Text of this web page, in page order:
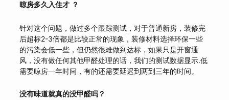
晾房多久入住才 ？
针对这个问题，做过多个跟踪测试，对于普通新房，装修完
后超标2-3倍都是比较正常的现象，装修材料选择环保一些
的污染会低一些，但仍然很难做到达标，如果只是开窗通
风，没有做任何其他甲醛处理的话，我们的测试数据显示.低
需要晾房一年时间，有的还需要延迟到两到三年的时间。
没有味道就真的没甲醛吗？